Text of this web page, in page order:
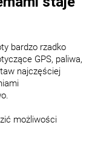
bardzo rzadko
GPS, paliwa,
najczęściej
możliwości